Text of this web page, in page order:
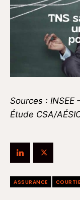
Sources : INSEE
Étude CSA/
ASSURANCE